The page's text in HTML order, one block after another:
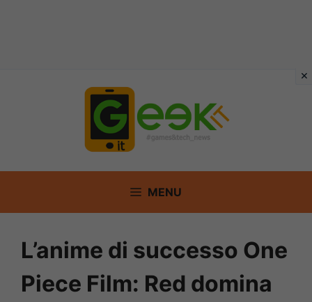
MENU
L’anime di successo One
Piece Film: Red domina